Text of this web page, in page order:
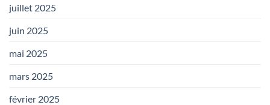
juillet 2025
juin 2025
mai 2025
mars 2025
février 2025